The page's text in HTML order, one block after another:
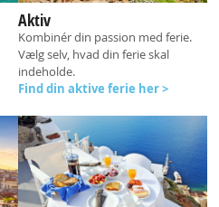
Aktiv
Kombinér din passion med ferie.
Vælg selv, hvad din ferie skal
indeholde.
Find din aktive ferie her >